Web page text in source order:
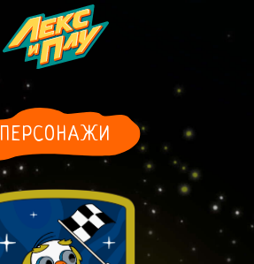
ПЕРСОНАЖИ